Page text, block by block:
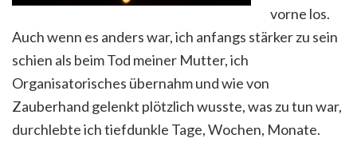
vorne los.
Auch wenn es anders war, ich anfangs stärker zu sein
schien als beim Tod meiner Mutter, ich
Organisatorisches übernahm und wie von
Zauberhand gelenkt plötzlich wusste, was zu tun war,
durchlebte ich tiefdunkle Tage, Wochen, Monate.